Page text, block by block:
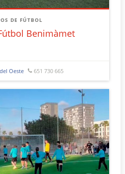
DE FÚTBOL
Benimàmet
Oeste 651 730 665